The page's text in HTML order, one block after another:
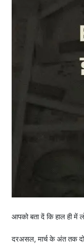
आपको बता दें कि हाल ही में
दरअसल, मार्च के अंत तक दो